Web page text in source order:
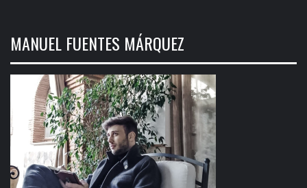
MANUEL FUENTES MÁRQUEZ